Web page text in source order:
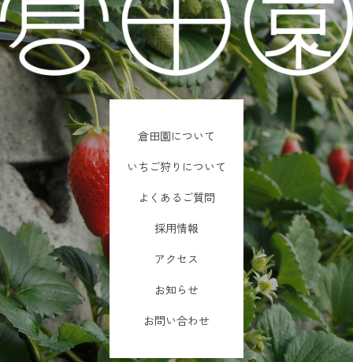
倉田園について
いちご狩りについて
よくあるご質問
採用情報
アクセス
お知らせ
お問い合わせ